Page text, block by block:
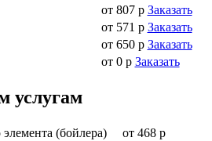
от 807 р Заказать
от 571 р Заказать
от 650 р Заказать
от 0 р Заказать
услугам
(бойлера)
от 468 р